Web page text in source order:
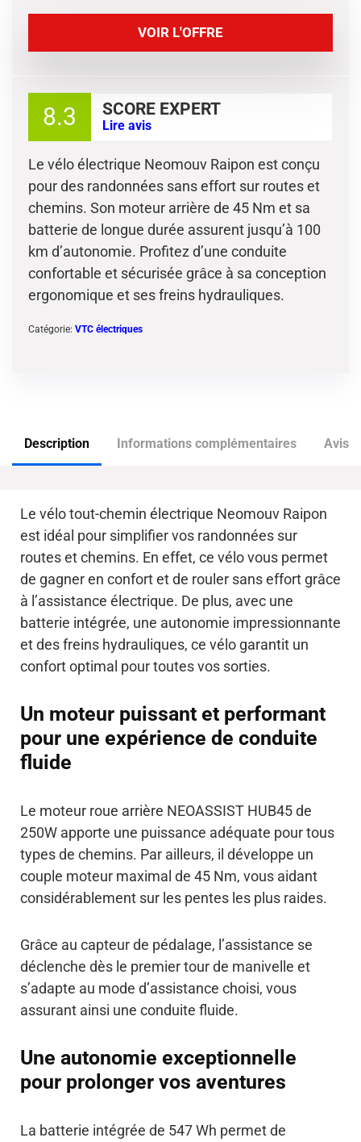
VOIR L'OFFRE
8.3 SCORE EXPERT
Lire avis
Le vélo électrique Neomouv Raipon est conçu
pour des randonnées sans effort sur routes et
chemins. Son moteur arrière de 45 Nm et sa
batterie de longue durée assurent jusqu’à 100
km d’autonomie. Profitez d’une conduite
confortable et sécurisée grâce à sa conception
ergonomique et ses freins hydrauliques.
Catégorie: VTC électriques
Description Informations complémentaires Avis
Le vélo tout-chemin électrique Neomouv Raipon
est idéal pour simplifier vos randonnées sur
routes et chemins. En effet, ce vélo vous permet
de gagner en confort et de rouler sans effort grâce
à l’assistance électrique. De plus, avec une
batterie intégrée, une autonomie impressionnante
et des freins hydrauliques, ce vélo garantit un
confort optimal pour toutes vos sorties.
Un moteur puissant et performant
pour une expérience de conduite
fluide
Le moteur roue arrière NEOASSIST HUB45 de
250W apporte une puissance adéquate pour tous
types de chemins. Par ailleurs, il développe un
couple moteur maximal de 45 Nm, vous aidant
considérablement sur les pentes les plus raides.
Grâce au capteur de pédalage, l’assistance se
déclenche dès le premier tour de manivelle et
s’adapte au mode d’assistance choisi, vous
assurant ainsi une conduite fluide.
Une autonomie exceptionnelle
pour prolonger vos aventures
La batterie intégrée de 547 Wh permet de